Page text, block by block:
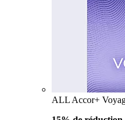
ALL Accor+